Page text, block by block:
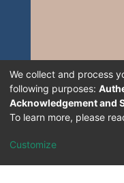
We collect and process
following purposes:
Acknowledgement and
To learn more, please
Customize